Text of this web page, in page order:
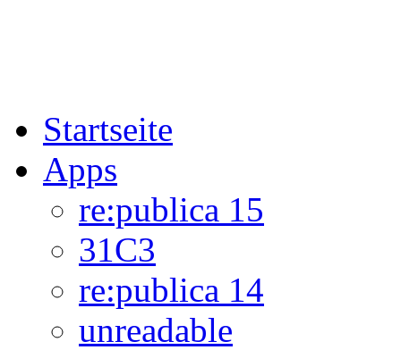
Startseite
Apps
re:publica 15
31C3
re:publica 14
unreadable